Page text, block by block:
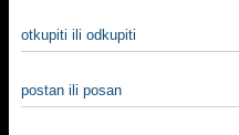
otkupiti ili odkupiti
postan ili posan